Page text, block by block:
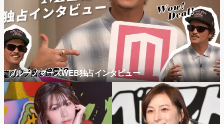
ブルーノマーズWEB独占インタビュー